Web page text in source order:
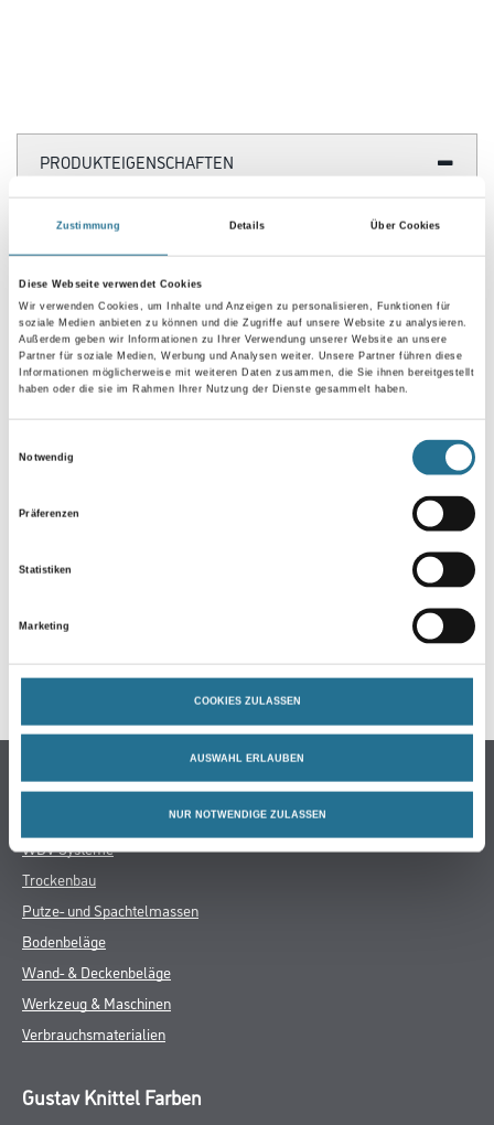
Zustimmung Details Über Cookies
Diese Webseite verwendet Cookies
Wir verwenden Cookies, um Inhalte und Anzeigen zu personalisieren, Funktionen für
soziale Medien anbieten zu können und die Zugriffe auf unsere Website zu analysieren.
Außerdem geben wir Informationen zu Ihrer Verwendung unserer Website an unsere
Partner für soziale Medien, Werbung und Analysen weiter. Unsere Partner führen diese
Informationen möglicherweise mit weiteren Daten zusammen, die Sie ihnen bereitgestellt
haben oder die sie im Rahmen Ihrer Nutzung der Dienste gesammelt haben.
Notwendig
Präferenzen
Statistiken
Marketing
COOKIES ZULASSEN
AUSWAHL ERLAUBEN
NUR NOTWENDIGE ZULASSEN
PRODUKTEIGENSCHAFTEN
Produkteigenschaft
- Alkalibeständig
- Weichmacherfrei
- Kante geschnitten
- Lichte Maschenweite: 5,5 x 5,0 mm
Verbrauch
1,0 m²/m²
ZUSATZINFOS
GEFAHRENHINWEISE
DATENBLÄTTER
SPEZIFIKATIONEN
Online-Shop
WDV-Systeme
Trockenbau
Putze- und Spachtelmassen
Bodenbeläge
Wand- & Deckenbeläge
Werkzeug & Maschinen
Verbrauchsmaterialien
Gustav Knittel Farben